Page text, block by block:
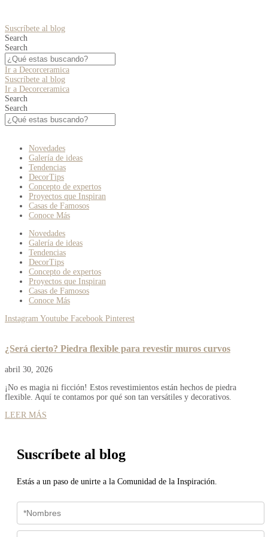
Suscríbete al blog
Search
Search
Ir a Decorceramica
Suscríbete al blog
Ir a Decorceramica
Search
Search
Novedades
Galería de ideas
Tendencias
DecorTips
Concepto de expertos
Proyectos que Inspiran
Casas de Famosos
Conoce Más
Novedades
Galería de ideas
Tendencias
DecorTips
Concepto de expertos
Proyectos que Inspiran
Casas de Famosos
Conoce Más
Instagram Youtube Facebook Pinterest
¿Será cierto? Piedra flexible para revestir muros curvos
abril 30, 2026
¡No es magia ni ficción! Estos revestimientos están hechos de piedra
flexible. Aquí te contamos por qué son tan versátiles y decorativos.
LEER MÁS
Suscríbete al blog
Estás a un paso de unirte a la Comunidad de la Inspiración.